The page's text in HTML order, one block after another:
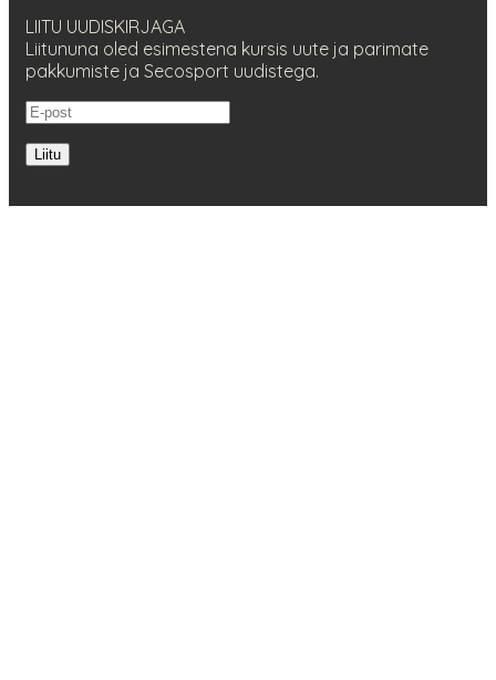
LIITU UUDISKIRJAGA
Liitununa oled esimestena kursis uute ja parimate
pakkumiste ja Secosport uudistega.
Liitu